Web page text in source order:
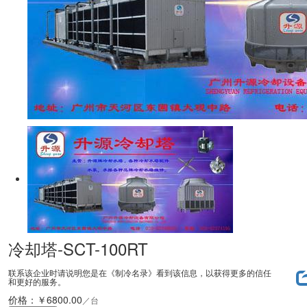
冷却塔-SCT-100RT
联系该企业时请说明您是在《制冷名录》看到该信息，以获得更多的信任
和更好的服务。
价格： ￥6800.00 ／台